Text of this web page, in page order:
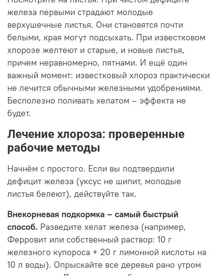
железа первыми страдают молодые
верхушечные листья. Они становятся почти
белыми, края могут подсыхать. При известковом
хлорозе желтеют и старые, и новые листья,
причем неравномерно, пятнами. И ещё один
важный момент: известковый хлороз практически
не лечится обычными железными удобрениями.
Бесполезно поливать хелатом – эффекта не
будет.
Лечение хлороза: проверенные
рабочие методы
Начнём с простого. Если вы подтвердили
дефицит железа (уксус не шипит, молодые
листья белеют), действуйте так.
Внекорневая подкормка – самый быстрый
способ. Разведите хелат железа (например,
Ферровит или собственный раствор: 10 г
железного купороса + 20 г лимонной кислоты на
10 л воды). Опрыскайте все деревья рано утром